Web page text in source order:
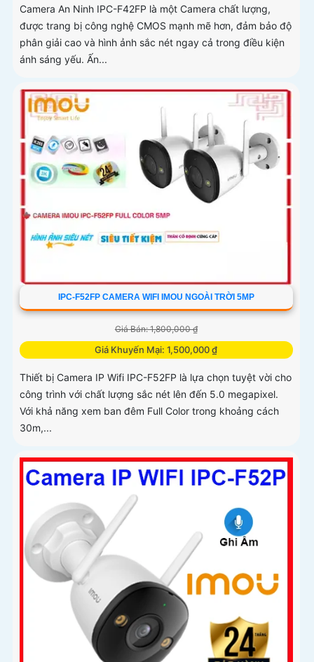
Camera An Ninh IPC-F42FP là một Camera chất lượng,
được trang bị công nghệ CMOS mạnh mẽ hơn, đảm bảo độ
phân giải cao và hình ảnh sắc nét ngay cả trong điều kiện
ánh sáng yếu. Ấn...
IPC-F52FP CAMERA WIFI IMOU NGOÀI TRỜI 5MP
Giá Bán: 1,800,000 ₫
Giá Khuyến Mại: 1,500,000 ₫
Thiết bị Camera IP Wifi IPC-F52FP là lựa chọn tuyệt vời cho
công trình với chất lượng sắc nét lên đến 5.0 megapixel.
Với khả năng xem ban đêm Full Color trong khoảng cách
30m,...